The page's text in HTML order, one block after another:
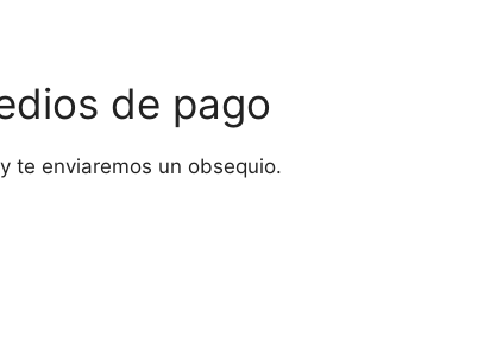
de pago
te enviaremos un obsequio.